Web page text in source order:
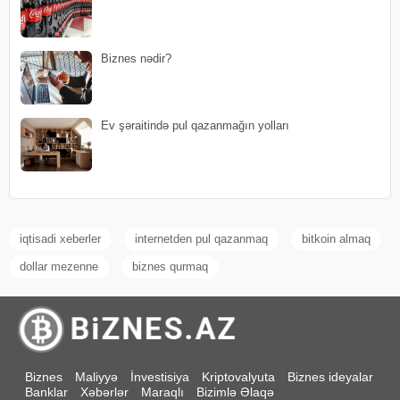
Biznes nədir?
Ev şəraitində pul qazanmağın yolları
iqtisadi xeberler internetden pul qazanmaq bitkoin almaq
dollar mezenne biznes qurmaq
Biznes Maliyyə İnvestisiya Kriptovalyuta
Biznes ideyalar
Banklar
Xəbərlər Maraqlı Bizimlə Əlaqə